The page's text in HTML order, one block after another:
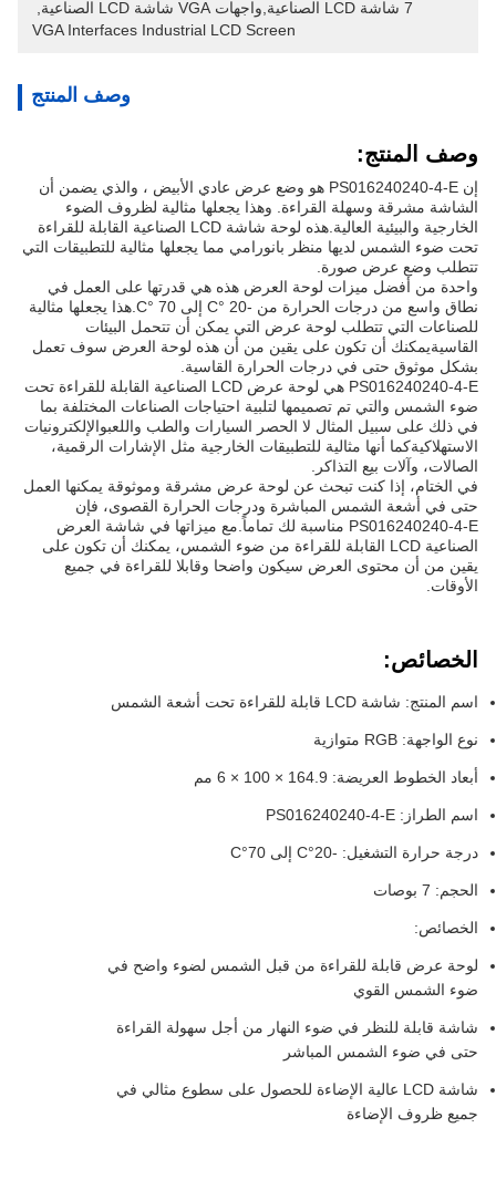
7 شاشة LCD الصناعية,واجهات VGA شاشة LCD الصناعية
VGA Interfaces Industrial LCD Screen
وصف المنتج
وصف المنتج:
إن PS016240240-4-E هو وضع عرض عادي الأبيض ، والذي يضمن أن
الشاشة مشرقة وسهلة القراءة. وهذا يجعلها مثالية لظروف الضوء
الخارجية والبيئية العالية.هذه لوحة شاشة LCD الصناعية القابلة للقراءة
تحت ضوء الشمس لديها منظر بانورامي مما يجعلها مثالية للتطبيقات التي
تتطلب وضع عرض صورة.
واحدة من أفضل ميزات لوحة العرض هذه هي قدرتها على العمل في
نطاق واسع من درجات الحرارة من -20 °C إلى 70 °C.هذا يجعلها مثالية
للصناعات التي تتطلب لوحة عرض التي يمكن أن تتحمل البيئات
القاسيةيمكنك أن تكون على يقين من أن هذه لوحة العرض سوف تعمل
بشكل موثوق حتى في درجات الحرارة القاسية.
PS016240240-4-E هي لوحة عرض LCD الصناعية القابلة للقراءة تحت
ضوء الشمس والتي تم تصميمها لتلبية احتياجات الصناعات المختلفة بما
في ذلك على سبيل المثال لا الحصر السيارات والطب واللعبوالإلكترونيات
الاستهلاكيةكما أنها مثالية للتطبيقات الخارجية مثل الإشارات الرقمية،
الصالات، وآلات بيع التذاكر.
في الختام، إذا كنت تبحث عن لوحة عرض مشرقة وموثوقة يمكنها العمل
حتى في أشعة الشمس المباشرة ودرجات الحرارة القصوى، فإن
PS016240240-4-E مناسبة لك تماماً.مع ميزاتها في شاشة العرض
الصناعية LCD القابلة للقراءة من ضوء الشمس، يمكنك أن تكون على
يقين من أن محتوى العرض سيكون واضحا وقابلا للقراءة في جميع
الأوقات.
الخصائص:
اسم المنتج: شاشة LCD قابلة للقراءة تحت أشعة الشمس
نوع الواجهة: RGB متوازية
أبعاد الخطوط العريضة: 164.9 × 100 × 6 مم
اسم الطراز: PS016240240-4-E
درجة حرارة التشغيل: -20°C إلى 70°C
الحجم: 7 بوصات
الخصائص:
لوحة عرض قابلة للقراءة من قبل الشمس لضوء واضح في
ضوء الشمس القوي
شاشة قابلة للنظر في ضوء النهار من أجل سهولة القراءة
حتى في ضوء الشمس المباشر
شاشة LCD عالية الإضاءة للحصول على سطوع مثالي في
جميع ظروف الإضاءة